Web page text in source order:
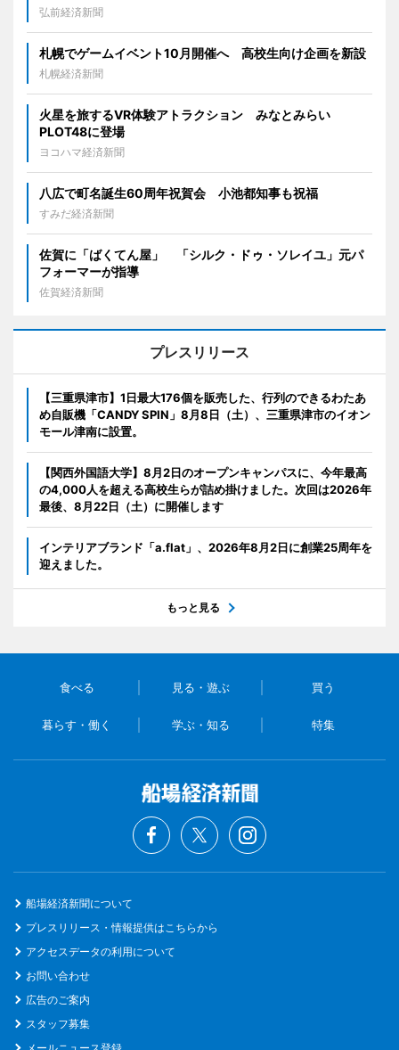
弘前経済新聞
札幌でゲームイベント10月開催へ 高校生向け企画を新設
札幌経済新聞
火星を旅するVR体験アトラクション みなとみらい
PLOT48に登場
ヨコハマ経済新聞
八広で町名誕生60周年祝賀会 小池都知事も祝福
すみだ経済新聞
佐賀に「ばくてん屋」 「シルク・ドゥ・ソレイユ」元パ
フォーマーが指導
佐賀経済新聞
プレスリリース
【三重県津市】1日最大176個を販売した、行列のできるわたあ
め自販機「CANDY SPIN」8月8日（土）、三重県津市のイオン
モール津南に設置。
【関西外国語大学】8月2日のオープンキャンパスに、今年最高
の4,000人を超える高校生らが詰め掛けました。次回は2026年
最後、8月22日（土）に開催します
インテリアブランド「a.flat」、2026年8月2日に創業25周年を
迎えました。
もっと見る
食べる 見る・遊ぶ 買う
暮らす・働く 学ぶ・知る 特集
船場経済新聞について
プレスリリース・情報提供はこちらから
アクセスデータの利用について
お問い合わせ
広告のご案内
スタッフ募集
メールニュース登録